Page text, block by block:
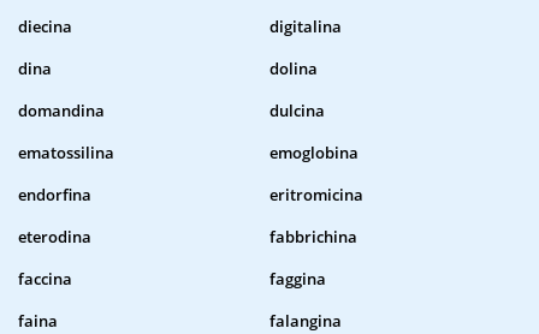
diecina
digitalina
dina
dolina
domandina
dulcina
ematossilina
emoglobina
endorfina
eritromicina
eterodina
fabbrichina
faccina
faggina
faina
falangina